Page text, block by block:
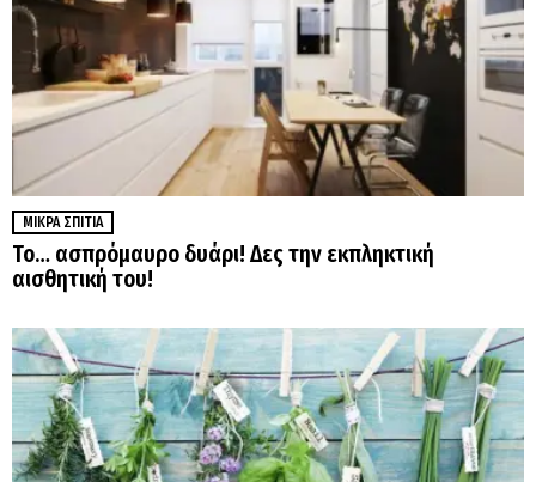
ΜΙΚΡΆ ΣΠΊΤΙΑ
Το… ασπρόμαυρο δυάρι! Δες την εκπληκτική
αισθητική του!